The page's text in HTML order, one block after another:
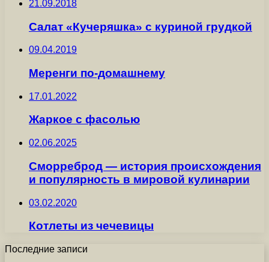
21.09.2018
Салат «Кучеряшка» с куриной грудкой
09.04.2019
Меренги по-домашнему
17.01.2022
Жаркое с фасолью
02.06.2025
Сморреброд — история происхождения
и популярность в мировой кулинарии
03.02.2020
Котлеты из чечевицы
Последние записи